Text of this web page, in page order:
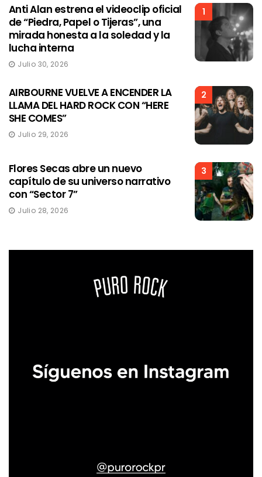
1
Anti Alan estrena el videoclip oficial
de “Piedra, Papel o Tijeras”, una
mirada honesta a la soledad y la
lucha interna
Julio 30, 2026
2
AIRBOURNE VUELVE A ENCENDER LA
LLAMA DEL HARD ROCK CON “HERE
SHE COMES”
Julio 29, 2026
3
Flores Secas abre un nuevo
capítulo de su universo narrativo
con “Sector 7”
Julio 28, 2026